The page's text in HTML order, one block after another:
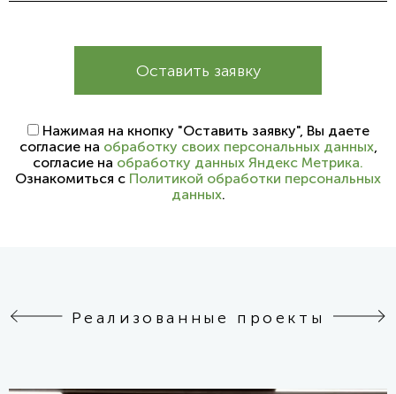
Оставить заявку
Нажимая на кнопку "Оставить заявку", Вы даете
согласие на обработку своих персональных данных,
согласие на обработку данных Яндекс Метрика.
Ознакомиться с Политикой обработки персональных
данных.
Реализованные проекты